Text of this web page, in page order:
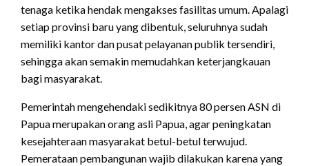
tenaga ketika hendak mengakses fasilitas umum. Apalagi
setiap provinsi baru yang dibentuk, seluruhnya sudah
memiliki kantor dan pusat pelayanan publik tersendiri,
sehingga akan semakin memudahkan keterjangkauan
bagi masyarakat.
Pemerintah mengehendaki sedikitnya 80 persen ASN di
Papua merupakan orang asli Papua, agar peningkatan
kesejahteraan masyarakat betul-betul terwujud.
Pemerataan pembangunan wajib dilakukan karena yang